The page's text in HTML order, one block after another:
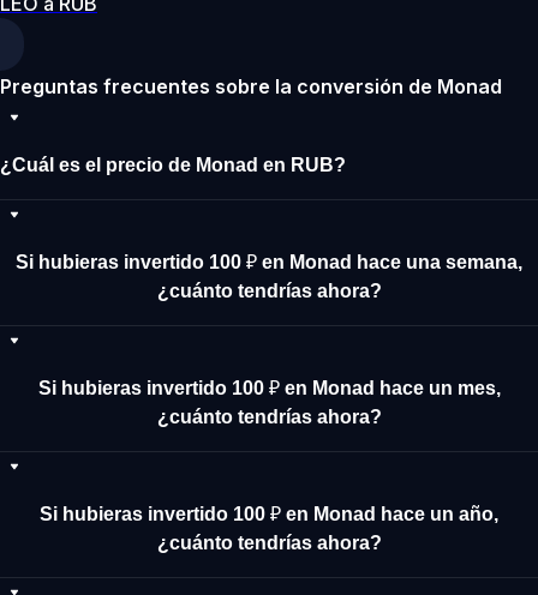
Preguntas frecuentes sobre la conversión de Monad
¿Cuál es el precio de Monad en RUB?
Si hubieras invertido 100 ₽ en Monad hace una semana,
¿cuánto tendrías ahora?
Si hubieras invertido 100 ₽ en Monad hace un mes,
¿cuánto tendrías ahora?
Si hubieras invertido 100 ₽ en Monad hace un año,
¿cuánto tendrías ahora?